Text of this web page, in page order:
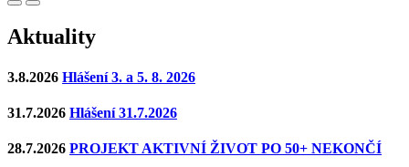
Aktuality
3.8.2026 Hlášení 3. a 5. 8. 2026
31.7.2026 Hlášení 31.7.2026
28.7.2026 PROJEKT AKTIVNÍ ŽIVOT PO 50+ NEKONČÍ